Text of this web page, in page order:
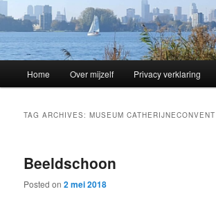
Skip
content
Skip
content
Home Over mijzelf Privacy verklaring
TAG ARCHIVES:MUSEUM CATHERIJNECONVENT
Beeldschoon
Posted on2 mei 2018